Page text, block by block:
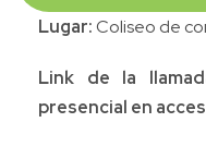
Lugar:Coliseo de
Link de la
presencial en